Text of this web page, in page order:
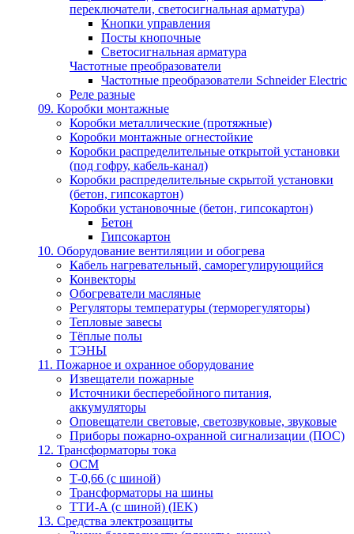
переключатели, светосигнальная арматура)
Кнопки управления
Посты кнопочные
Светосигнальная арматура
Частотные преобразователи
Частотные преобразователи Schneider Electric
Реле разные
09. Коробки монтажные
Коробки металлические (протяжные)
Коробки монтажные огнестойкие
Коробки распределительные открытой установки
(под гофру, кабель-канал)
Коробки распределительные скрытой установки
(бетон, гипсокартон)
Коробки установочные (бетон, гипсокартон)
Бетон
Гипсокартон
10. Оборудование вентиляции и обогрева
Кабель нагревательный, саморегулирующийся
Конвекторы
Обогреватели масляные
Регуляторы температуры (терморегуляторы)
Тепловые завесы
Тёплые полы
ТЭНЫ
11. Пожарное и охранное оборудование
Извещатели пожарные
Источники бесперебойного питания,
аккумуляторы
Оповещатели световые, светозвуковые, звуковые
Приборы пожарно-охранной сигнализации (ПОС)
12. Трансформаторы тока
ОСМ
Т-0,66 (с шиной)
Трансформаторы на шины
ТТИ-А (с шиной) (IEK)
13. Средства электрозащиты